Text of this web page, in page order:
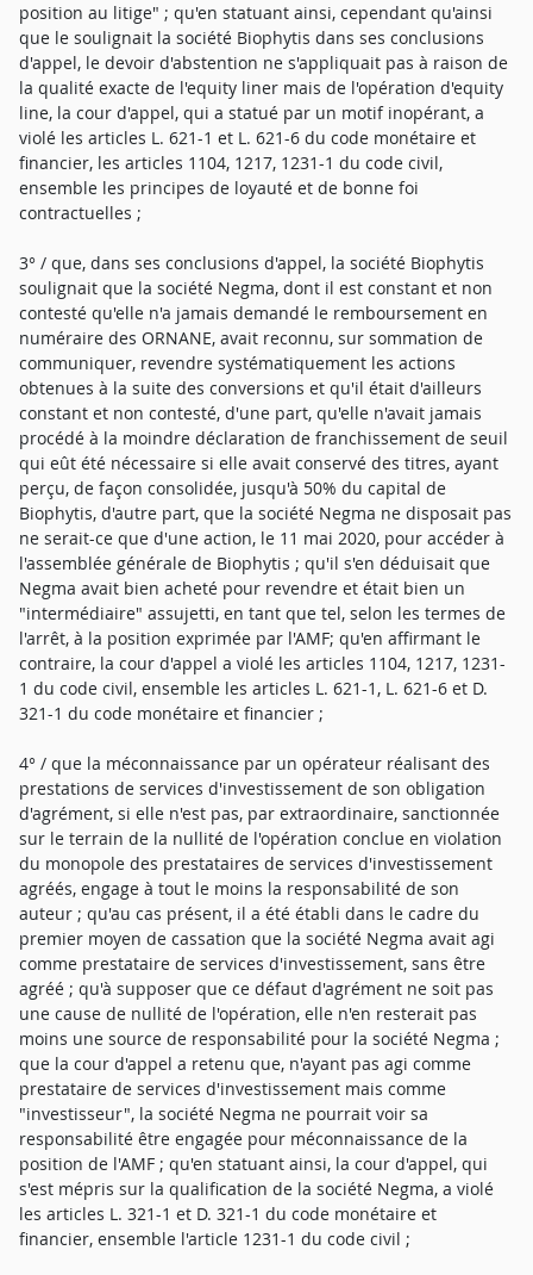
position au litige" ; qu'en statuant ainsi, cependant qu'ainsi
que le soulignait la société Biophytis dans ses conclusions
d'appel, le devoir d'abstention ne s'appliquait pas à raison de
la qualité exacte de l'equity liner mais de l'opération d'equity
line, la cour d'appel, qui a statué par un motif inopérant, a
violé les articles L. 621-1 et L. 621-6 du code monétaire et
financier, les articles 1104, 1217, 1231-1 du code civil,
ensemble les principes de loyauté et de bonne foi
contractuelles ;
3° / que, dans ses conclusions d'appel, la société Biophytis
soulignait que la société Negma, dont il est constant et non
contesté qu'elle n'a jamais demandé le remboursement en
numéraire des ORNANE, avait reconnu, sur sommation de
communiquer, revendre systématiquement les actions
obtenues à la suite des conversions et qu'il était d'ailleurs
constant et non contesté, d'une part, qu'elle n'avait jamais
procédé à la moindre déclaration de franchissement de seuil
qui eût été nécessaire si elle avait conservé des titres, ayant
perçu, de façon consolidée, jusqu'à 50% du capital de
Biophytis, d'autre part, que la société Negma ne disposait pas
ne serait-ce que d'une action, le 11 mai 2020, pour accéder à
l'assemblée générale de Biophytis ; qu'il s'en déduisait que
Negma avait bien acheté pour revendre et était bien un
"intermédiaire" assujetti, en tant que tel, selon les termes de
l'arrêt, à la position exprimée par l'AMF; qu'en affirmant le
contraire, la cour d'appel a violé les articles 1104, 1217, 1231-
1 du code civil, ensemble les articles L. 621-1, L. 621-6 et D.
321-1 du code monétaire et financier ;
4° / que la méconnaissance par un opérateur réalisant des
prestations de services d'investissement de son obligation
d'agrément, si elle n'est pas, par extraordinaire, sanctionnée
sur le terrain de la nullité de l'opération conclue en violation
du monopole des prestataires de services d'investissement
agréés, engage à tout le moins la responsabilité de son
auteur ; qu'au cas présent, il a été établi dans le cadre du
premier moyen de cassation que la société Negma avait agi
comme prestataire de services d'investissement, sans être
agréé ; qu'à supposer que ce défaut d'agrément ne soit pas
une cause de nullité de l'opération, elle n'en resterait pas
moins une source de responsabilité pour la société Negma ;
que la cour d'appel a retenu que, n'ayant pas agi comme
prestataire de services d'investissement mais comme
"investisseur", la société Negma ne pourrait voir sa
responsabilité être engagée pour méconnaissance de la
position de l'AMF ; qu'en statuant ainsi, la cour d'appel, qui
s'est mépris sur la qualification de la société Negma, a violé
les articles L. 321-1 et D. 321-1 du code monétaire et
financier, ensemble l'article 1231-1 du code civil ;